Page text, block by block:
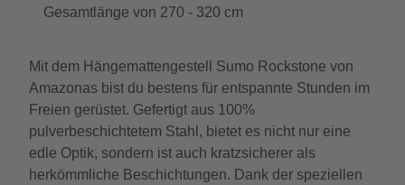
Gesamtlänge von 270 - 320 cm
Mit dem Hängemattengestell Sumo Rockstone von
Amazonas bist du bestens für entspannte Stunden im
Freien gerüstet. Gefertigt aus 100%
pulverbeschichtetem Stahl, bietet es nicht nur eine
edle Optik, sondern ist auch kratzsicherer als
herkömmliche Beschichtungen. Dank der speziellen